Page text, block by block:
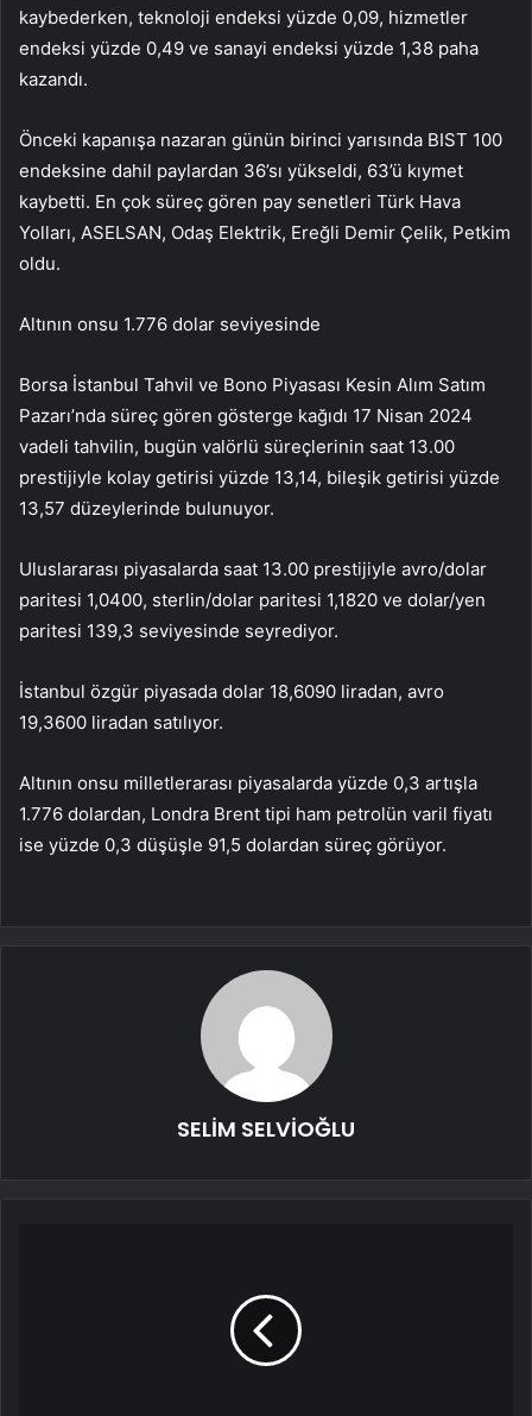
kaybederken, teknoloji endeksi yüzde 0,09, hizmetler
endeksi yüzde 0,49 ve sanayi endeksi yüzde 1,38 paha
kazandı.
Önceki kapanışa nazaran günün birinci yarısında BIST 100
endeksine dahil paylardan 36’sı yükseldi, 63’ü kıymet
kaybetti. En çok süreç gören pay senetleri Türk Hava
Yolları, ASELSAN, Odaş Elektrik, Ereğli Demir Çelik, Petkim
oldu.
Altının onsu 1.776 dolar seviyesinde
Borsa İstanbul Tahvil ve Bono Piyasası Kesin Alım Satım
Pazarı’nda süreç gören gösterge kağıdı 17 Nisan 2024
vadeli tahvilin, bugün valörlü süreçlerinin saat 13.00
prestijiyle kolay getirisi yüzde 13,14, bileşik getirisi yüzde
13,57 düzeylerinde bulunuyor.
Uluslararası piyasalarda saat 13.00 prestijiyle avro/dolar
paritesi 1,0400, sterlin/dolar paritesi 1,1820 ve dolar/yen
paritesi 139,3 seviyesinde seyrediyor.
İstanbul özgür piyasada dolar 18,6090 liradan, avro
19,3600 liradan satılıyor.
Altının onsu milletlerarası piyasalarda yüzde 0,3 artışla
1.776 dolardan, Londra Brent tipi ham petrolün varil fiyatı
ise yüzde 0,3 düşüşle 91,5 dolardan süreç görüyor.
SELİM SELVİOĞLU